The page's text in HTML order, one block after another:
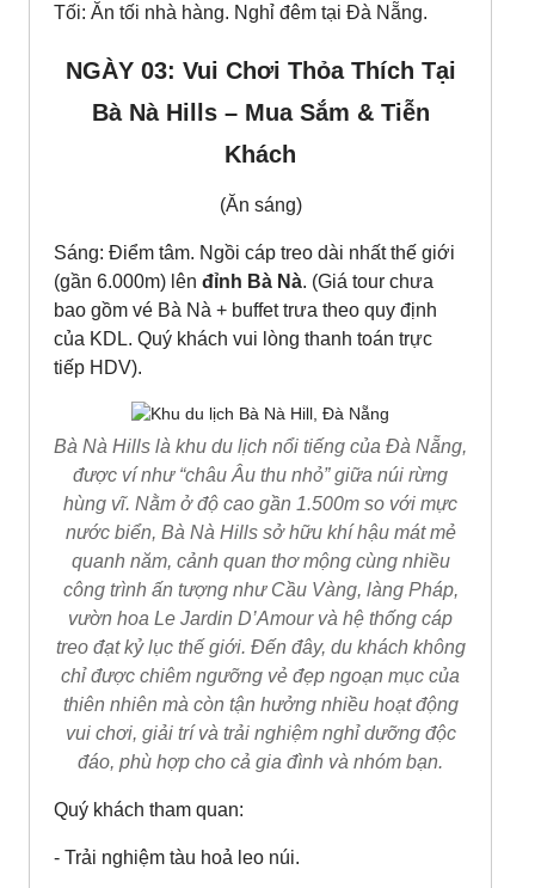
Tối: Ăn tối nhà hàng. Nghỉ đêm tại Đà Nẵng.
NGÀY 03: Vui Chơi Thỏa Thích Tại
Bà Nà Hills – Mua Sắm & Tiễn
Khách
(Ăn sáng)
Sáng: Điểm tâm. Ngồi cáp treo dài nhất thế giới
(gần 6.000m) lên đỉnh Bà Nà. (Giá tour chưa
bao gồm vé Bà Nà + buffet trưa theo quy định
của KDL. Quý khách vui lòng thanh toán trực
tiếp HDV).
Bà Nà Hills là khu du lịch nổi tiếng của Đà Nẵng,
được ví như “châu Âu thu nhỏ” giữa núi rừng
hùng vĩ. Nằm ở độ cao gần 1.500m so với mực
nước biển, Bà Nà Hills sở hữu khí hậu mát mẻ
quanh năm, cảnh quan thơ mộng cùng nhiều
công trình ấn tượng như Cầu Vàng, làng Pháp,
vườn hoa Le Jardin D’Amour và hệ thống cáp
treo đạt kỷ lục thế giới. Đến đây, du khách không
chỉ được chiêm ngưỡng vẻ đẹp ngoạn mục của
thiên nhiên mà còn tận hưởng nhiều hoạt động
vui chơi, giải trí và trải nghiệm nghỉ dưỡng độc
đáo, phù hợp cho cả gia đình và nhóm bạn.
Quý khách tham quan:
- Trải nghiệm tàu hoả leo núi.